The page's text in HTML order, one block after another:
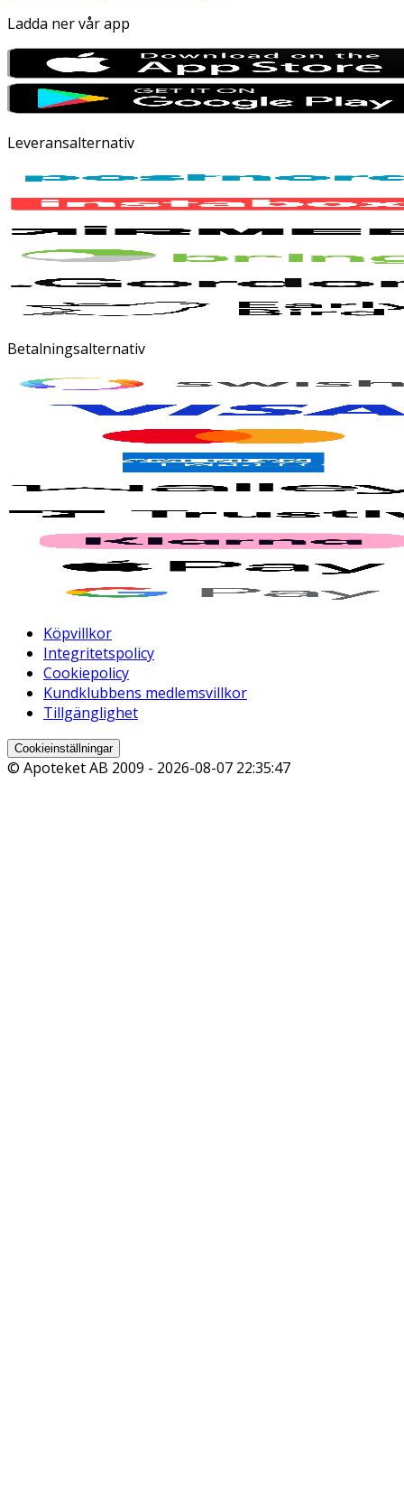
Ladda ner vår app
Leveransalternativ
Betalningsalternativ
Köpvillkor
Integritetspolicy
Cookiepolicy
Kundklubbens medlemsvillkor
Tillgänglighet
Cookieinställningar
© Apoteket AB 2009 - 2026-08-07 22:35:47